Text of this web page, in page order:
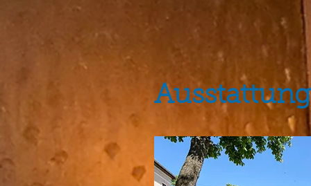
Ausstattung